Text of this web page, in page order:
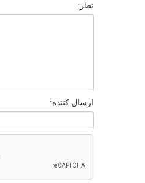
نظر:
ارسال کننده: